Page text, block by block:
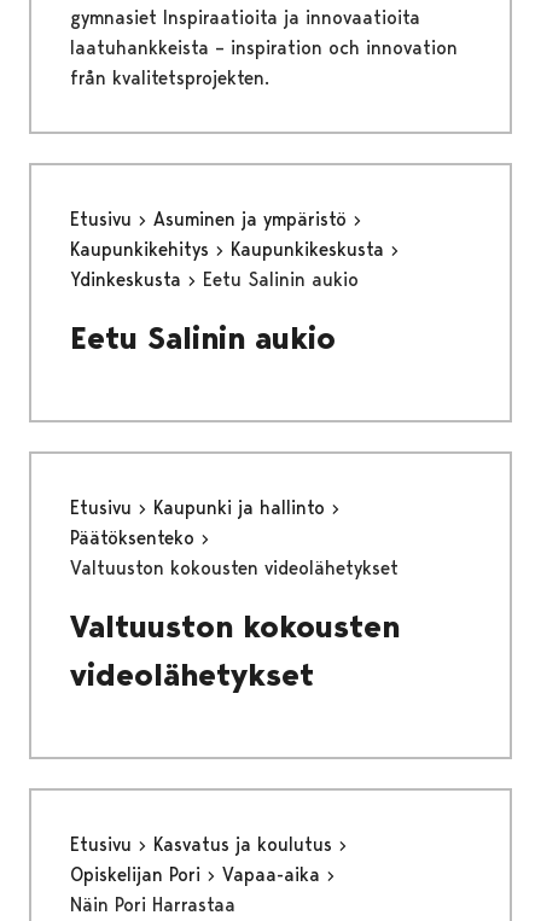
gymnasiet Inspiraatioita ja innovaatioita
laatuhankkeista – inspiration och innovation
från kvalitetsprojekten.
Etusivu
Asuminen ja ympäristö
Kaupunkikehitys
Kaupunkikeskusta
Ydinkeskusta
Eetu Salinin aukio
Eetu Salinin aukio
Etusivu
Kaupunki ja hallinto
Päätöksenteko
Valtuuston kokousten videolähetykset
Valtuuston kokousten
videolähetykset
Etusivu
Kasvatus ja koulutus
Opiskelijan Pori
Vapaa-aika
Näin Pori Harrastaa